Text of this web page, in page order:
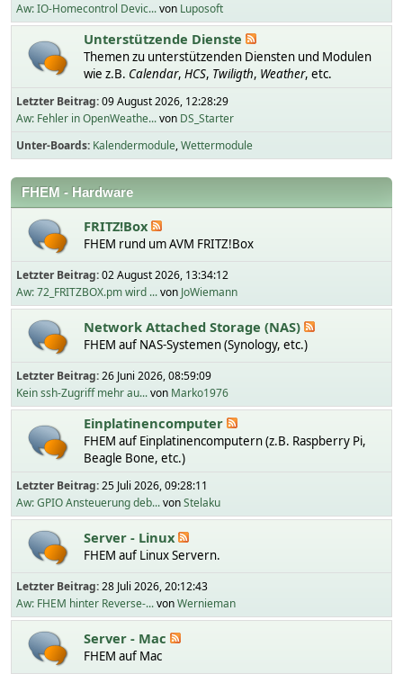
Aw: IO-Homecontrol Devic...von Luposoft
Unterstützende Dienste
Themen zu unterstützenden Diensten und Modulen
wie z.B. Calendar, HCS, Twiligth, Weather, etc.
Letzter Beitrag:09 August 2026, 12:28:29
Aw: Fehler in OpenWeathe...von DS_Starter
Unter-Boards Kalendermodule Wettermodule
FHEM - Hardware
FRITZ!Box
FHEM rund um AVM FRITZ!Box
Letzter Beitrag:02 August 2026, 13:34:12
Aw: 72_FRITZBOX.pm wird ...von JoWiemann
Network Attached Storage (NAS)
FHEM auf NAS-Systemen (Synology, etc.)
Letzter Beitrag:26 Juni 2026, 08:59:09
Kein ssh-Zugriff mehr au...von Marko1976
Einplatinencomputer
FHEM auf Einplatinencomputern (z.B. Raspberry Pi,
Beagle Bone, etc.)
Letzter Beitrag:25 Juli 2026, 09:28:11
Aw: GPIO Ansteuerung deb...vonStelaku
Server - Linux
FHEM auf Linux Servern.
Letzter Beitrag:28 Juli 2026, 20:12:43
Aw: FHEM hinter Reverse-...vonWernieman
Server - Mac
FHEM auf Mac